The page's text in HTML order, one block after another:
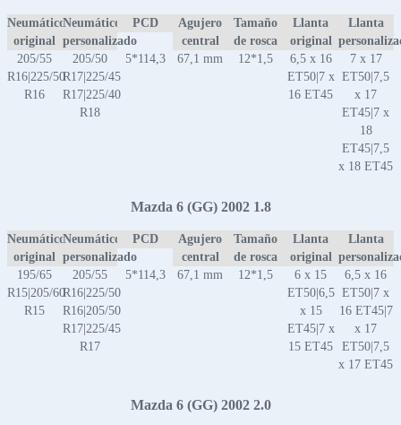
Neumático
original
Neumático
personalizado
PCD
Agujero
central
Tamaño
de rosca
Llanta
original
Llanta
205/55
R16|225/50
R16
205/50
R17|225/45
R17|225/40
R18
5*114,3 67,1 mm 12*1,5
6,5 x 16
ET50|7 x
16 ET45
7 x 17
ET50|7,5
x 17
ET45|7 x
18
ET45|7,5
x 18 ET45
Mazda 6 (GG) 2002 1.8
Neumático
original
Neumático
personalizado
PCD
Agujero
central
Tamaño
de rosca
Llanta
original
Llanta
195/65
R15|205/60
R15
205/55
R16|225/50
R16|205/50
R17|225/45
R17
5*114,3 67,1 mm 12*1,5
6 x 15
ET50|6,5
x 15
ET45|7 x
15 ET45
6,5 x 16
ET50|7 x
16 ET45|7
x 17
ET50|7,5
x 17 ET45
Mazda 6 (GG) 2002 2.0